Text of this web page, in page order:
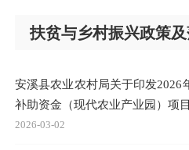
扶贫与乡村振兴政策
安溪县农业农村局关于印发2026
补助资金（现代农业产业园）项
2026-03-02